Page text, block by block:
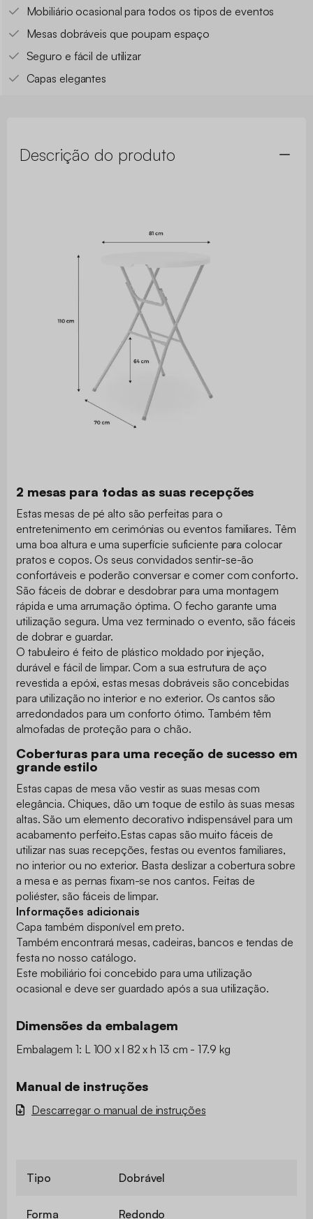
Mobiliário ocasional para todos os tipos de eventos
Mesas dobráveis que poupam espaço
Seguro e fácil de utilizar
Capas elegantes
Descrição do produto
2 mesas para todas as suas recepções
Estas mesas de pé alto são perfeitas para o
entretenimento em cerimónias ou eventos familiares. Têm
uma boa altura e uma superfície suficiente para colocar
pratos e copos. Os seus convidados sentir-se-ão
confortáveis e poderão conversar e comer com conforto.
São fáceis de dobrar e desdobrar para uma montagem
rápida e uma arrumação óptima. O fecho garante uma
utilização segura. Uma vez terminado o evento, são fáceis
de dobrar e guardar.
O tabuleiro é feito de plástico moldado por injeção,
durável e fácil de limpar. Com a sua estrutura de aço
revestida a epóxi, estas mesas dobráveis são concebidas
para utilização no interior e no exterior. Os cantos são
arredondados para um conforto ótimo. Também têm
almofadas de proteção para o chão.
Coberturas para uma receção de sucesso em
grande estilo
Estas capas de mesa vão vestir as suas mesas com
elegância. Chiques, dão um toque de estilo às suas mesas
altas. São um elemento decorativo indispensável para um
acabamento perfeito.Estas capas são muito fáceis de
utilizar nas suas recepções, festas ou eventos familiares,
no interior ou no exterior. Basta deslizar a cobertura sobre
a mesa e as pernas fixam-se nos cantos. Feitas de
poliéster, são fáceis de limpar.
Informações adicionais
Capa também disponível em preto.
Também encontrará mesas, cadeiras, bancos e tendas de
festa no nosso catálogo.
Este mobiliário foi concebido para uma utilização
ocasional e deve ser guardado após a sua utilização.
Dimensões da embalagem
Embalagem 1: L 100 x l 82 x h 13 cm - 17.9 kg
Manual de instruções
Descarregar o manual de instruções
Tipo Dobrável
Forma Redondo